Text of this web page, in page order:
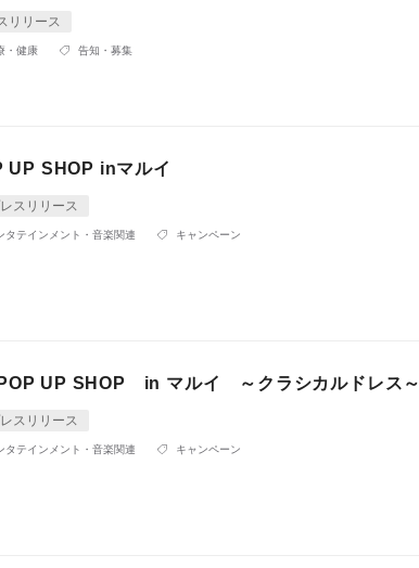
リリース
・健康 告知・募集
UP SHOP inマルイ
スリリース
タテインメント・音楽関連 キャンペーン
POP UP SHOP in マルイ ～クラシカルドレス～
スリリース
タテインメント・音楽関連 キャンペーン